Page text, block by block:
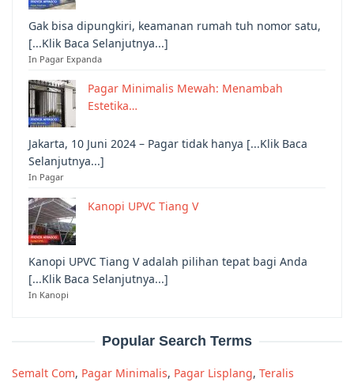
Gak bisa dipungkiri, keamanan rumah tuh nomor satu,
[...Klik Baca Selanjutnya...]
In Pagar Expanda
Pagar Minimalis Mewah: Menambah
Estetika…
Jakarta, 10 Juni 2024 – Pagar tidak hanya [...Klik Baca
Selanjutnya...]
In Pagar
Kanopi UPVC Tiang V
Kanopi UPVC Tiang V adalah pilihan tepat bagi Anda
[...Klik Baca Selanjutnya...]
In Kanopi
Popular Search Terms
Semalt Com, Pagar Minimalis, Pagar Lisplang, Teralis